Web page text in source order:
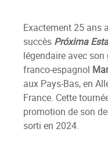
Exactement 25 ans
succès Próxima
légendaire avec son
franco-espagnol
aux Pays-Bas, en
France. Cette
promotion de son
sorti en 2024.